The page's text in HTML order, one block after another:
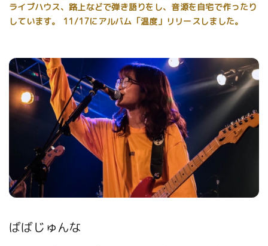
ライブハウス、路上などで弾き語りをし、音源を自宅で作ったり
しています。 11/17にアルバム「温度」リリースしました。
ばばじゅんな